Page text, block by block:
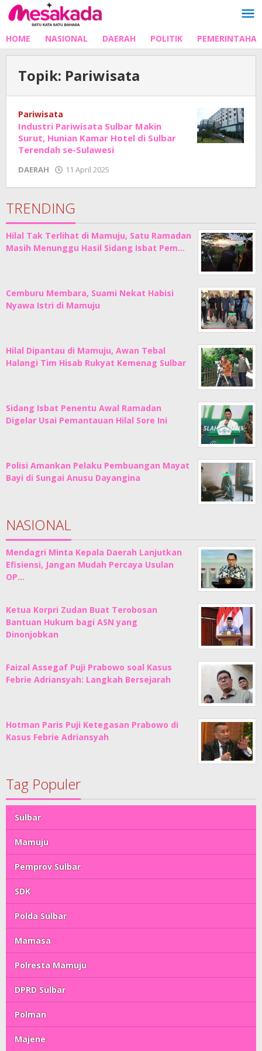
Lewati
ke
HOME NASIONAL DAERAH POLITIK
Topik: Pariwisata
Pariwisata
Industri Pariwisata Sulbar Makin
Surut, Hunian Kamar Hotel di Sulbar
Terendah se-Sulawesi
DAERAH 11 April 2025
Junaedi
TRENDING
Hilal Tak Terlihat di Mamuju, Satu Ramadan
Masih Menunggu Hasil Sidang Isbat Pem…
Cemburu Membara, Suami Nekat Habisi
Nyawa Istri di Mamuju
Hilal Dipantau di Mamuju, Awan Tebal
Halangi Tim Hisab Rukyat Kemenag Sulbar
Sidang Isbat Penentu Awal Ramadan
Digelar Usai Pemantauan Hilal Sore Ini
Polisi Amankan Pelaku Pembuangan Mayat
Bayi di Sungai Anusu Dayangina
NASIONAL
Mendagri Minta Kepala Daerah Lanjutkan
Efisiensi, Jangan Mudah Percaya Usulan
OP…
Ketua Korpri Zudan Buat Terobosan
Bantuan Hukum bagi ASN yang
Dinonjobkan
Faizal Assegaf Puji Prabowo soal Kasus
Febrie Adriansyah: Langkah Bersejarah
Hotman Paris Puji Ketegasan Prabowo di
Kasus Febrie Adriansyah
Tag Populer
Sulbar
Mamuju
Pemprov Sulbar
SDK
Polda Sulbar
Mamasa
Polresta Mamuju
DPRD Sulbar
Polman
Majene